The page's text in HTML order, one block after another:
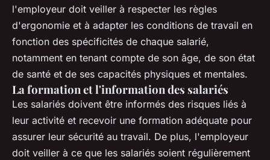
l'employeur doit veiller à respecter les règles
d'ergonomie et à adapter les conditions de travail en
fonction des spécificités de chaque salarié,
notamment en tenant compte de son âge, de son état
de santé et de ses capacités physiques et mentales.
La formation et l'information des salariés
Les salariés doivent être informés des risques liés à
leur activité et recevoir une formation adéquate pour
assurer leur sécurité au travail. De plus, l'employeur
doit veiller à ce que les salariés soient régulièrement